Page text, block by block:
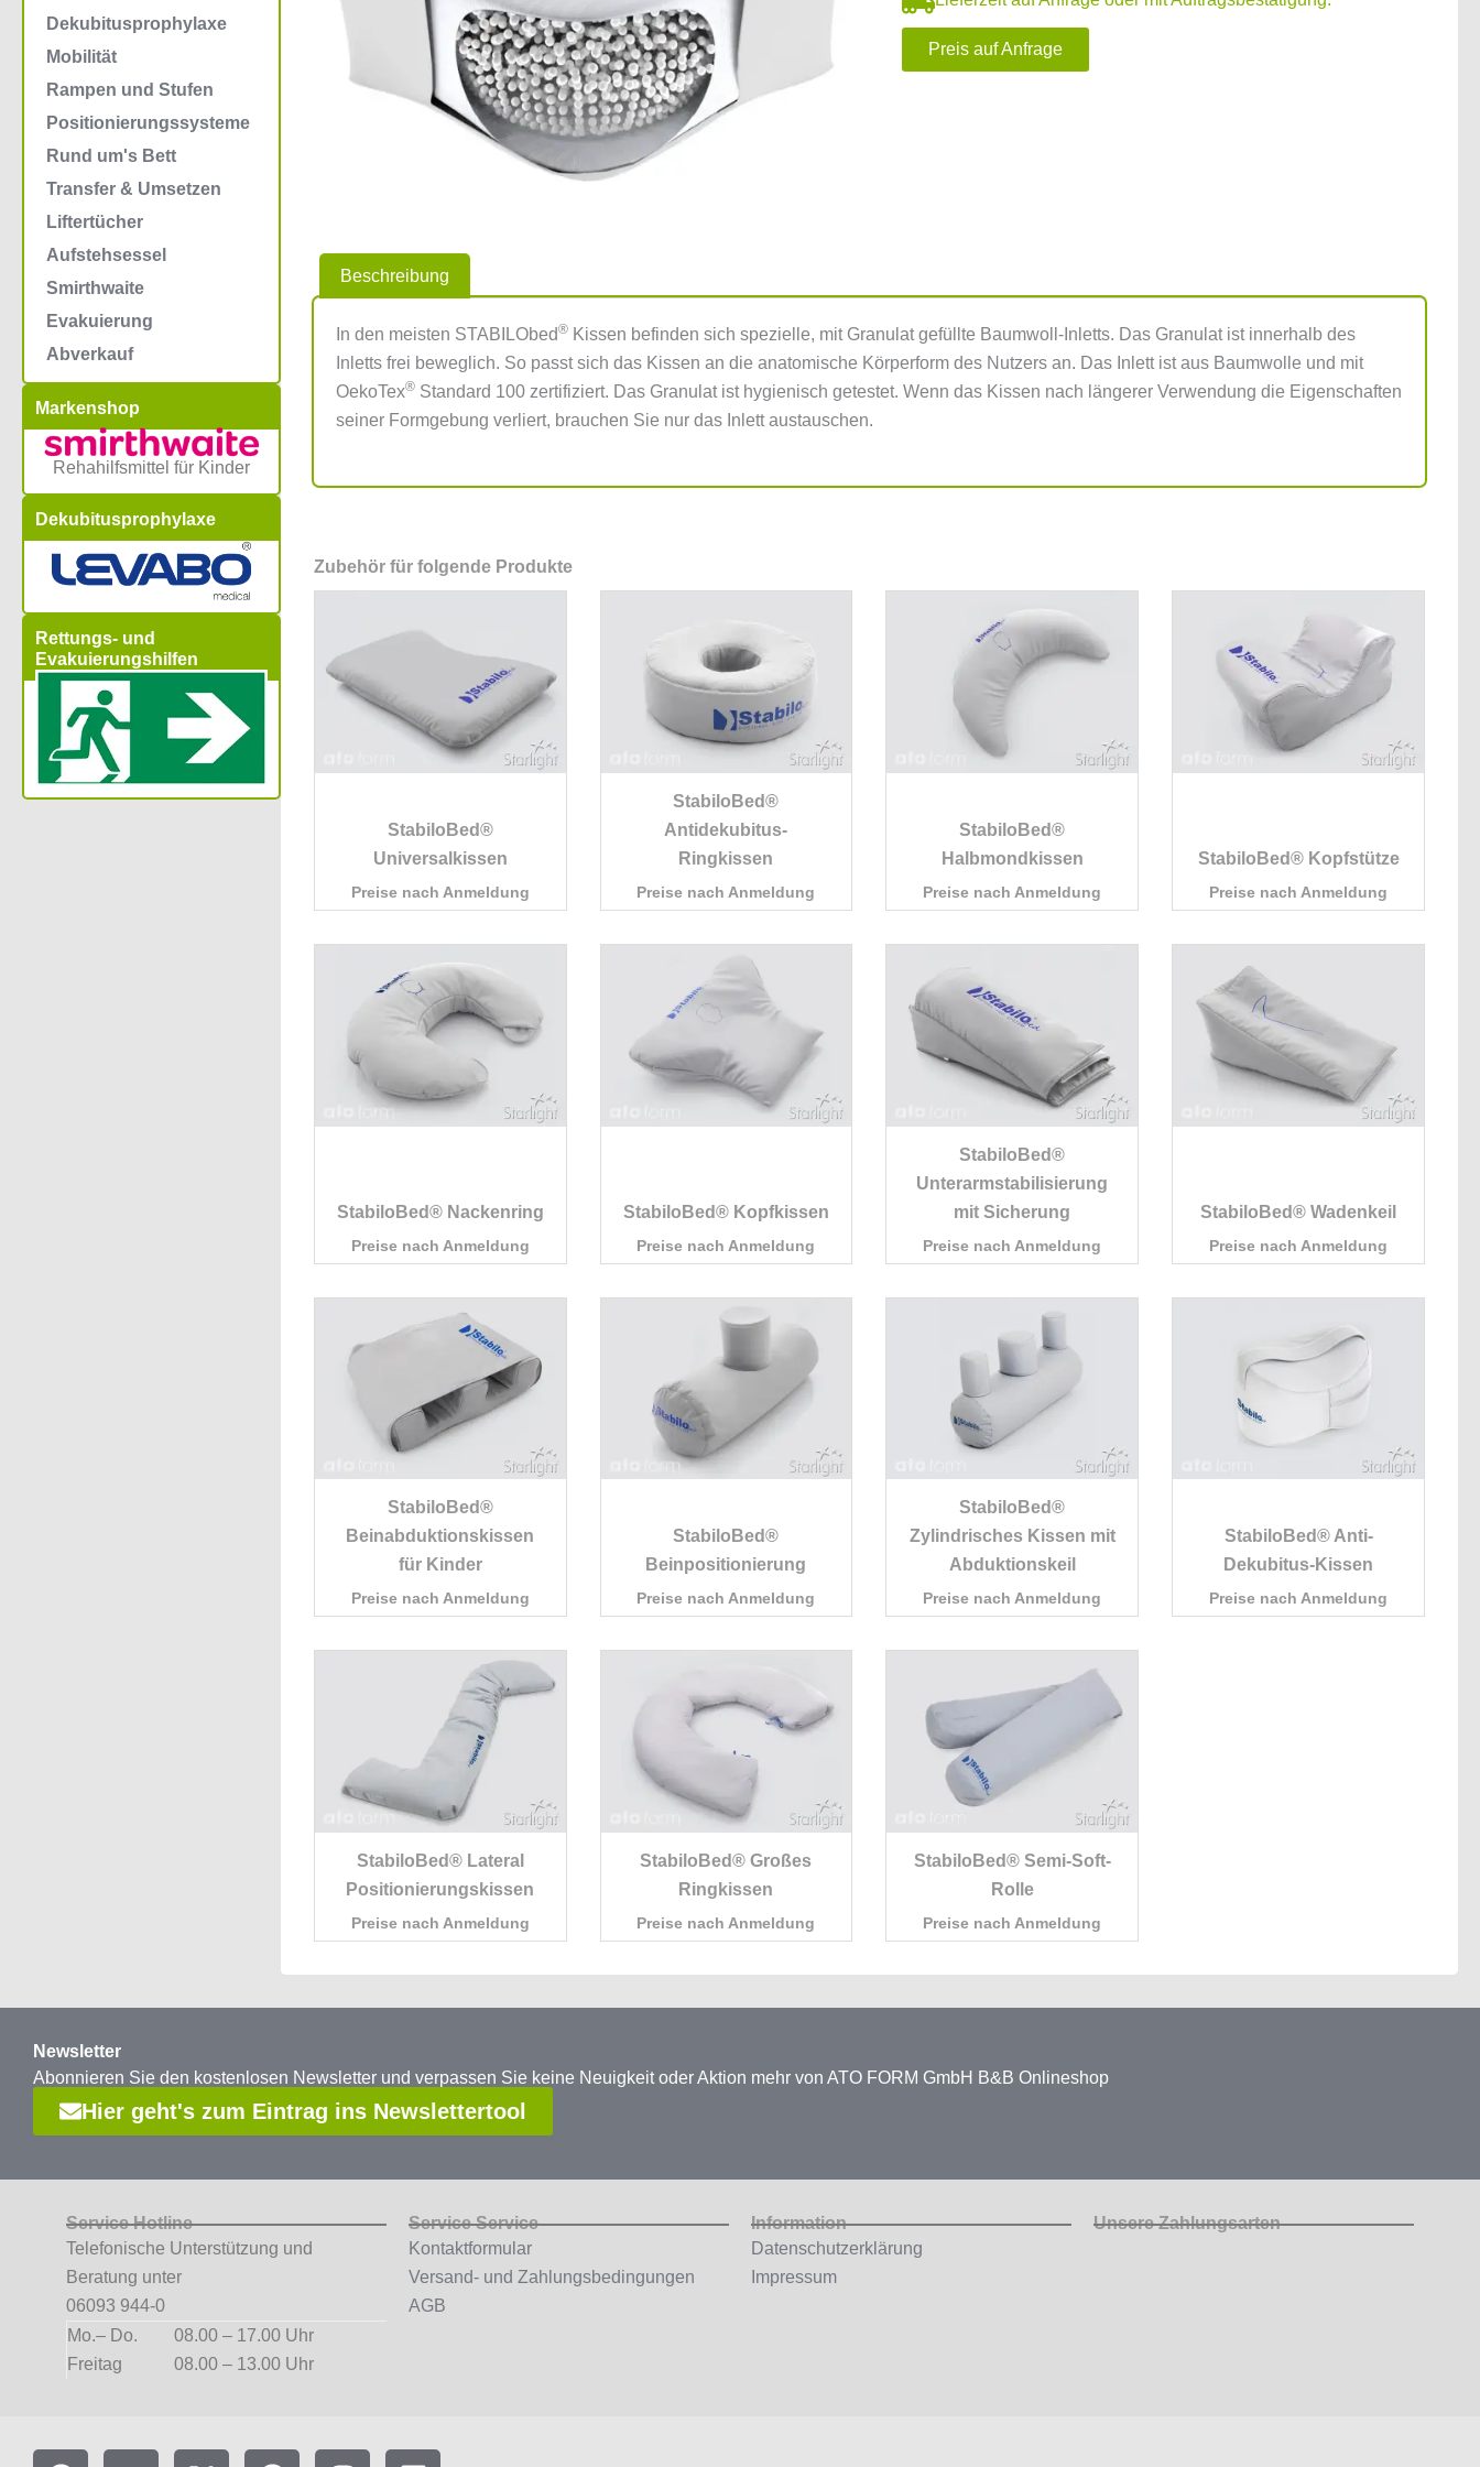
Dekubitusprophylaxe
Mobilität
Rampen und Stufen
Positionierungssysteme
Rund um's Bett
Transfer & Umsetzen
Liftertücher
Aufstehsessel
Smirthwaite
Evakuierung
Abverkauf
Markenshop
Rehahilfsmittel für Kinder
Dekubitusprophylaxe
Rettungs- und
Evakuierungshilfen
Preis auf Anfrage
Beschreibung
In den meisten STABILObed®Kissen befinden sich spezielle, mit Granulat gefüllte Baumwoll-Inletts. Das Granulat ist innerhalb des
Inletts frei beweglich. So passt sich das Kissen an die anatomische Körperform des Nutzers an. Das Inlett ist aus Baumwolle und mit
OekoTex®Standard 100 zertifiziert. Das Granulat ist hygienisch getestet. Wenn das Kissen nach längerer Verwendung die Eigenschaften
seiner Formgebung verliert, brauchen Sie nur das Inlett austauschen.
Zubehör für folgende Produkte
StabiloBed®
Universalkissen
Preise nach Anmeldung
StabiloBed®
Antidekubitus-
Ringkissen
Preise nach Anmeldung
StabiloBed®
Halbmondkissen
Preise nach Anmeldung
StabiloBed® Kopfstütze
Preise nach Anmeldung
StabiloBed® Nackenring
Preise nach Anmeldung
StabiloBed® Kopfkissen
Preise nach Anmeldung
StabiloBed®
Unterarmstabilisierung
mit Sicherung
Preise nach Anmeldung
StabiloBed® Wadenkeil
Preise nach Anmeldung
StabiloBed®
Beinabduktionskissen
für Kinder
Preise nach Anmeldung
StabiloBed®
Beinpositionierung
Preise nach Anmeldung
StabiloBed®
Zylindrisches Kissen mit
Abduktionskeil
Preise nach Anmeldung
StabiloBed® Anti-
Dekubitus-Kissen
Preise nach Anmeldung
StabiloBed® Lateral
Positionierungskissen
Preise nach Anmeldung
StabiloBed® Großes
Ringkissen
Preise nach Anmeldung
StabiloBed® Semi-Soft-
Rolle
Preise nach Anmeldung
Newsletter
Abonnieren Sie den kostenlosen Newsletter und verpassen Sie keine Neuigkeit oder Aktion mehr von ATO FORM GmbH B&B Onlineshop
Hier geht's zum Eintrag ins Newslettertool
Service Hotline
Telefonische Unterstützung und
Beratung unter
06093 944-0
Mo.– Do.
08.00 – 17.00 Uhr
Freitag
08.00 – 13.00 Uhr
Service Service
Kontaktformular
Versand- und Zahlungsbedingungen
AGB
Information
Datenschutzerklärung
Impressum
Unsere Zahlungsarten